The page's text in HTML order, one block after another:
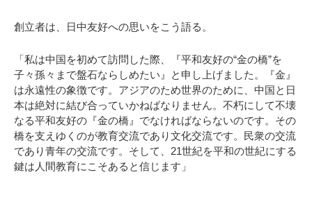
創立者は、日中友好への思いをこう語る。
「私は中国を初めて訪問した際、『平和友好の“金の橋”を
子々孫々まで盤石ならしめたい』と申し上げました。『金』
は永遠性の象徴です。アジアのため世界のために、中国と日
本は絶対に結び合っていかねばなりません。不朽にして不壊
なる平和友好の『金の橋』でなければならないのです。その
橋を支えゆくのが教育交流であり文化交流です。民衆の交流
であり青年の交流です。そして、21世紀を平和の世紀にする
鍵は人間教育にこそあると信じます」